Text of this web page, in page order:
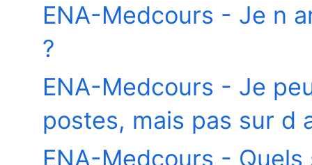
ENA-Medcours - Je n
?
ENA-Medcours - Je
postes, mais pas sur d
ENA-Medcours -